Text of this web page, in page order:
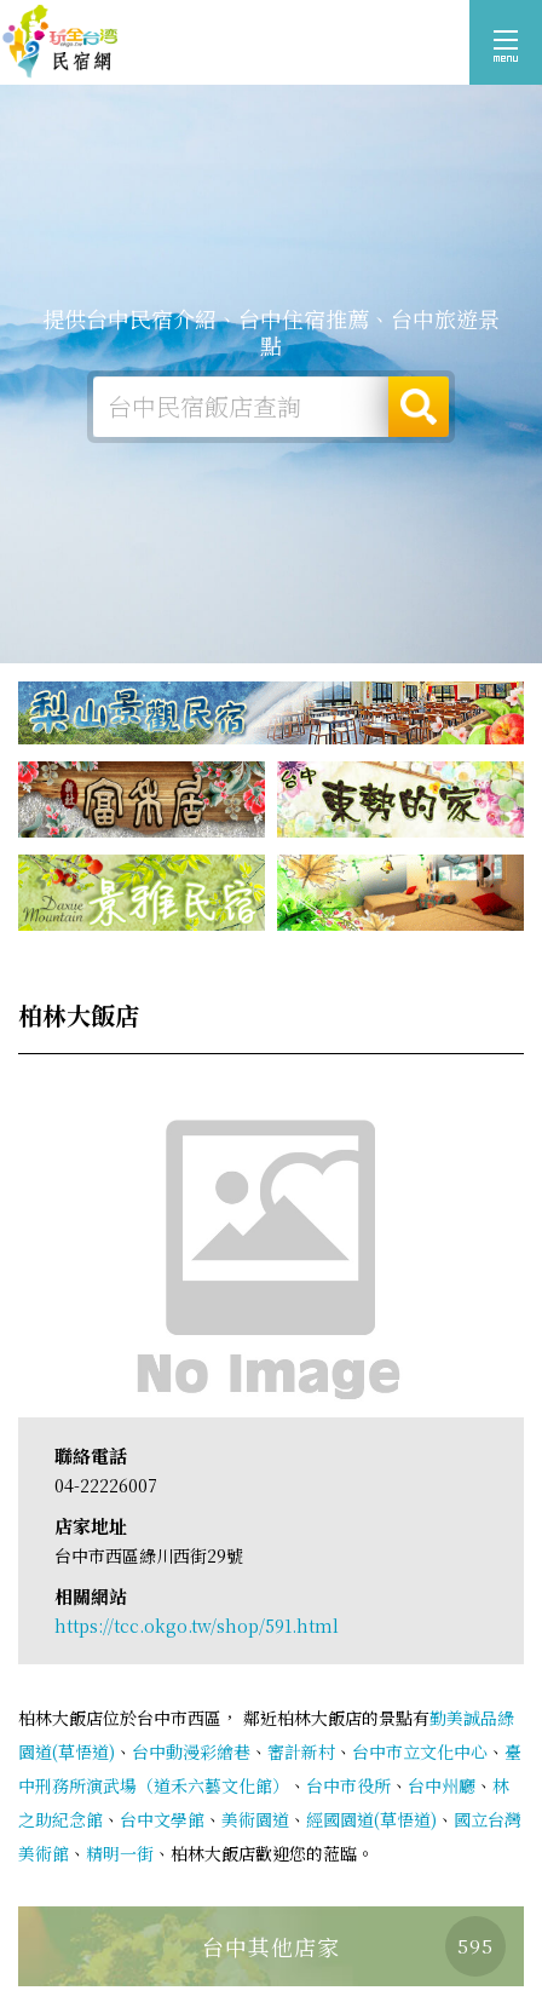
提供台中民宿介紹、台中住宿推薦、台中旅遊景
點
柏林大飯店
聯絡電話
04-22226007
店家地址
台中市西區綠川西街29號
相關網站
https://tcc.okgo.tw/shop/591.html
柏林大飯店位於台中市西區， 鄰近柏林大飯店的景點有勤美誠品綠
園道(草悟道) 、 台中動漫彩繪巷 、 審計新村 、 台中市立文化中心 、 臺
中刑務所演武場（道禾六藝文化館）
、 台中市役所 、 台中州廳 、 林
之助紀念館 、 台中文學館 、 美術園道 、 經國園道(草悟道) 、 國立台灣
美術館 、 精明一街 、柏林大飯店歡迎您的蒞臨。
台中其他店家 595